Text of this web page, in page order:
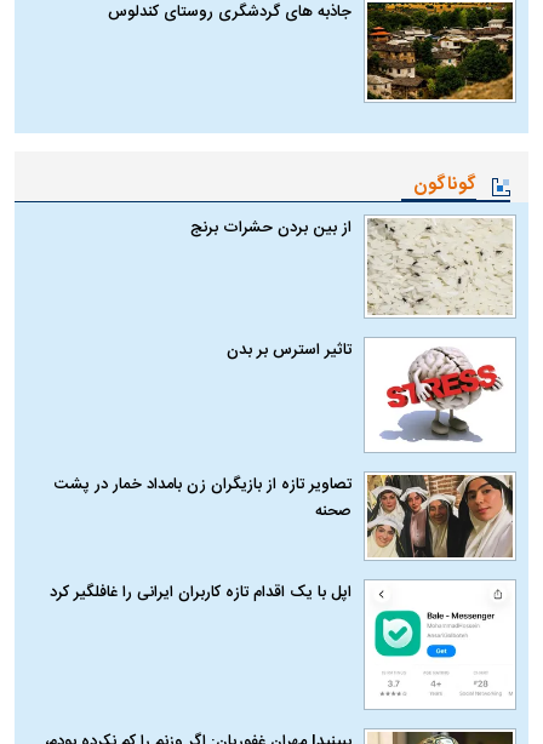
جاذبه های گردشگری روستای کندلوس
گوناگون
از بین بردن حشرات برنج
تاثیر استرس بر بدن
تصاویر تازه از بازیگران زن بامداد خمار در پشت
صحنه
اپل با یک اقدام تازه کاربران ایرانی را غافلگیر کرد